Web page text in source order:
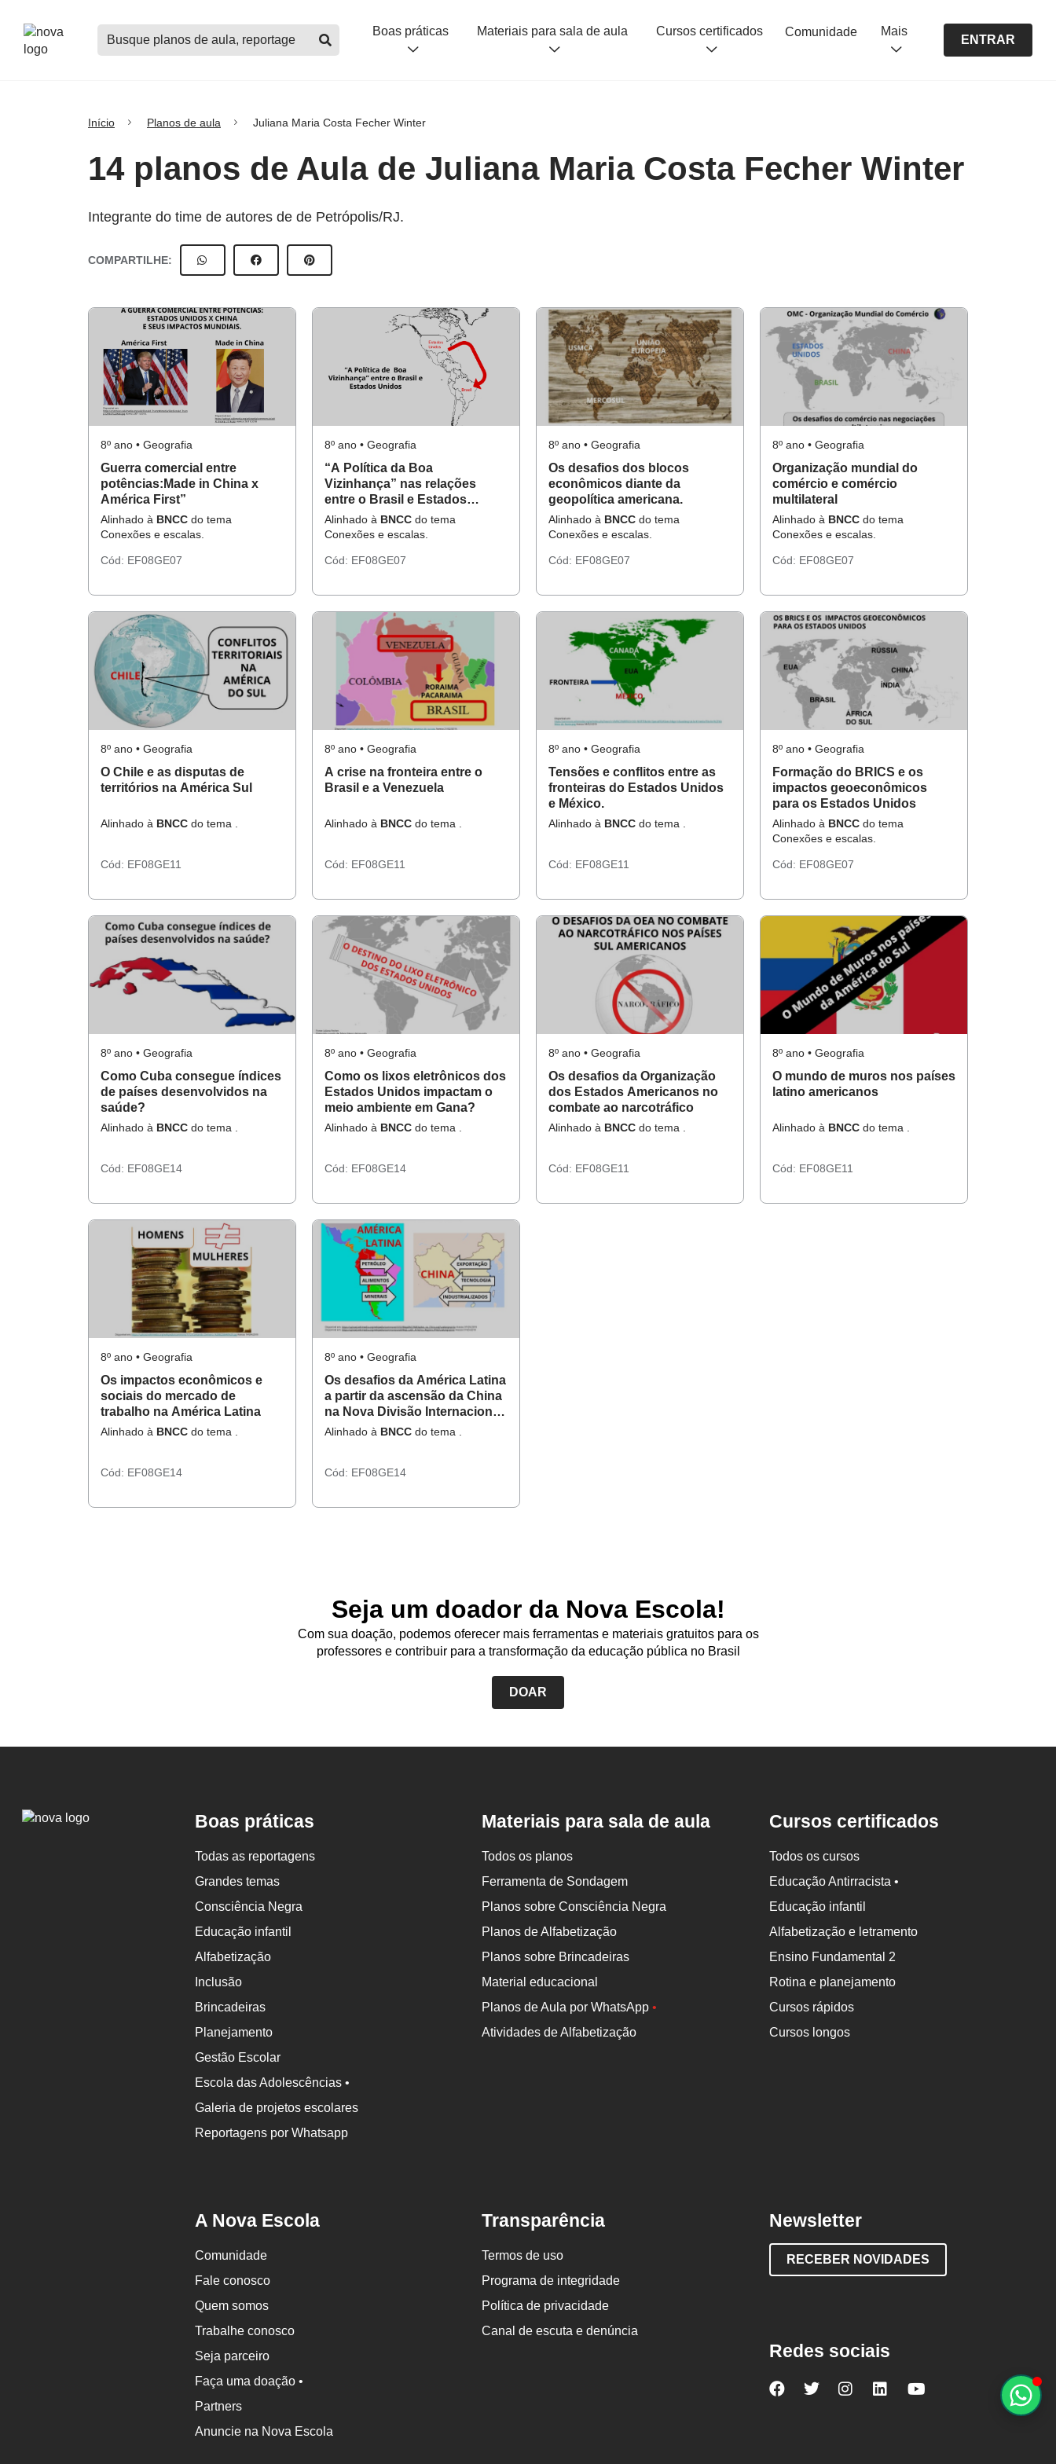
Buscar
planos
cursos
Boas práticas Materiais para sala de aula Cursos certificados Comunidade Mais
ENTRAR
Início Planos de aula Juliana Maria Costa Fecher Winter
14 planos de Aula de Juliana Maria Costa Fecher Winter
Integrante do time de autores de de Petrópolis/RJ.
COMPARTILHE:
8º ano • Geografia
Guerra comercial entre
potências:Made in China x
América First”
Alinhado à BNCC do tema
Conexões e escalas.
Cód: EF08GE07
8º ano • Geografia
“A Política da Boa
Vizinhança” nas relações
entre o Brasil e Estados
Unidos na Segunda Guerra
Mundial
Alinhado à BNCC do tema
Conexões e escalas.
Cód: EF08GE07
8º ano • Geografia
Os desafios dos blocos
econômicos diante da
geopolítica americana.
Alinhado à BNCC do tema
Conexões e escalas.
Cód: EF08GE07
8º ano • Geografia
Organização mundial do
comércio e comércio
multilateral
Alinhado à BNCC do tema
Conexões e escalas.
Cód: EF08GE07
8º ano • Geografia
O Chile e as disputas de
territórios na América Sul
Alinhado à BNCC do tema .
Cód: EF08GE11
8º ano • Geografia
A crise na fronteira entre o
Brasil e a Venezuela
Alinhado à BNCC do tema .
Cód: EF08GE11
8º ano • Geografia
Tensões e conflitos entre as
fronteiras do Estados Unidos
e México.
Alinhado à BNCC do tema .
Cód: EF08GE11
8º ano • Geografia
Formação do BRICS e os
impactos geoeconômicos
para os Estados Unidos
Alinhado à BNCC do tema
Conexões e escalas.
Cód: EF08GE07
8º ano • Geografia
Como Cuba consegue índices
de países desenvolvidos na
saúde?
Alinhado à BNCC do tema .
Cód: EF08GE14
8º ano • Geografia
Como os lixos eletrônicos dos
Estados Unidos impactam o
meio ambiente em Gana?
Alinhado à BNCC do tema .
Cód: EF08GE14
8º ano • Geografia
Os desafios da Organização
dos Estados Americanos no
combate ao narcotráfico
Alinhado à BNCC do tema .
Cód: EF08GE11
8º ano • Geografia
O mundo de muros nos países
latino americanos
Alinhado à BNCC do tema .
Cód: EF08GE11
8º ano • Geografia
Os impactos econômicos e
sociais do mercado de
trabalho na América Latina
Alinhado à BNCC do tema .
Cód: EF08GE14
8º ano • Geografia
Os desafios da América Latina
a partir da ascensão da China
na Nova Divisão Internacional
do Trabalho
Alinhado à BNCC do tema .
Cód: EF08GE14
Seja um doador da Nova Escola!
Com sua doação, podemos oferecer mais ferramentas e materiais gratuitos para os
professores e contribuir para a transformação da educação pública no Brasil
DOAR
Logo
Boas práticas
Todas as reportagens
Grandes temas
Consciência Negra
Educação infantil
Alfabetização
Inclusão
Brincadeiras
Planejamento
Gestão Escolar
Escola das Adolescências •
Galeria de projetos escolares
Reportagens por Whatsapp
Materiais para sala de aula
Todos os planos
Ferramenta de Sondagem
Planos sobre Consciência Negra
Planos de Alfabetização
Planos sobre Brincadeiras
Material educacional
Planos de Aula por WhatsApp•
Atividades de Alfabetização
Cursos certificados
Todos os cursos
Educação Antirracista •
Educação infantil
Alfabetização e letramento
Ensino Fundamental 2
Rotina e planejamento
Cursos rápidos
Cursos longos
A Nova Escola
Comunidade
Fale conosco
Quem somos
Trabalhe conosco
Seja parceiro
Faça uma doação •
Partners
Anuncie na Nova Escola
Transparência
Termos de uso
Programa de integridade
Política de privacidade
Canal de escuta e denúncia
Newsletter
RECEBER NOVIDADES
Redes sociais
NovaNova Nova NovaNova